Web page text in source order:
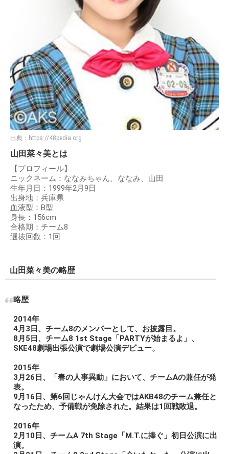
出典： https://48pedia.org
山田菜々美とは
【プロフィール】
ニックネーム：ななみちゃん、ななみ、山田
生年月日：1999年2月9日
出身地：兵庫県
血液型：B型
身長：156cm
合格期：チーム8
選抜回数：1回
山田菜々美の略歴
略歴
2014年
4月3日、チーム8のメンバーとして、お披露目。
8月5日、チーム8 1st Stage「PARTYが始まるよ」、
SKE48劇場出張公演で劇場公演デビュー。
2015年
3月26日、「春の人事異動」において、チームAの兼任が発
表。
9月16日、第6回じゃんけん大会ではAKB48のチーム兼任と
なったため、予備戦が免除された。結果は1回戦敗退。
2016年
2月10日、チームA 7th Stage「M.T.に捧ぐ」初日公演に出
演。